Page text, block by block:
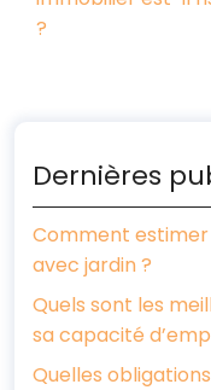
?
Dernières
Comment estimer
avec jardin ?
Quels sont les
sa capacité
Quelles